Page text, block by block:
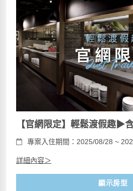
【官網限定】輕鬆渡假趣▶
專案入住期間：2025/08/28 ~
詳細內容＞
顯示房型